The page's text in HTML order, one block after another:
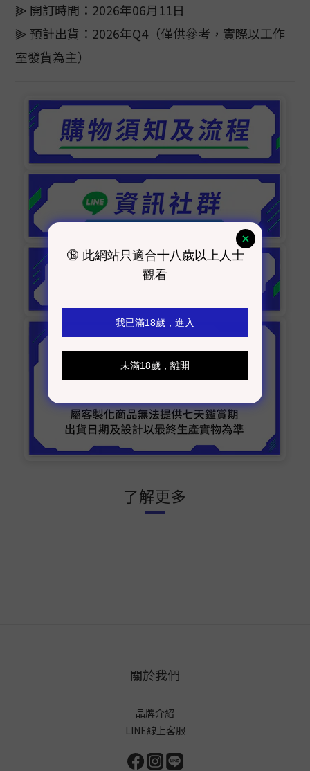
⫸ 開訂時間：2026年06月11日
⫸ 預計出貨：2026年Q4（僅供參考，實際以工作
室發貨為主）
了解更多
關於我們
品牌介紹
LINE線上客服